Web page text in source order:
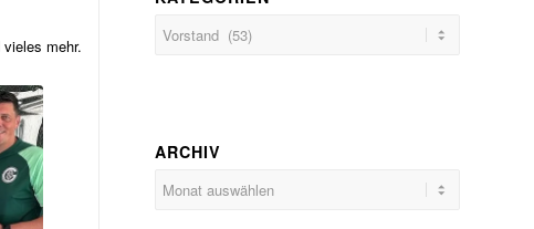
mehr.
ARCHIV